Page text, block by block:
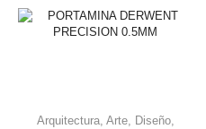
X
4
Arquitectura, Arte, Diseño,